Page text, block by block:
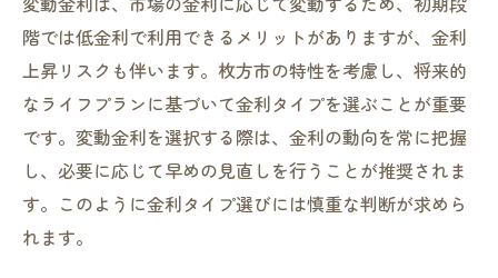
階では低金利で利用できるメリットがありますが、金利
上昇リスクも伴います。枚方市の特性を考慮し、将来的
なライフプランに基づいて金利タイプを選ぶことが重要
です。変動金利を選択する際は、金利の動向を常に把握
し、必要に応じて早めの見直しを行うことが推奨されま
す。このように金利タイプ選びには慎重な判断が求めら
れます。